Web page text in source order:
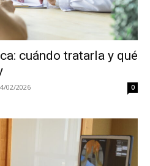
cuándo tratarla y qué
02/2026 0